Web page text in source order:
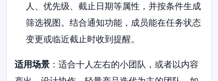
人、优先级、截止日期等属性，并按条件生成
筛选视图。结合通知功能，成员能在任务状态
变更或临近截止时收到提醒。
适用场景 ：适合十人左右的小团队，或者以内容